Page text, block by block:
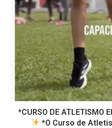
*CURSO DE ATLETISMO
*O Curso de